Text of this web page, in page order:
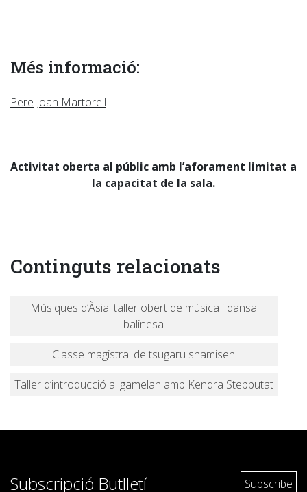
Més informació:
Pere Joan Martorell
Activitat oberta al públic amb l’aforament limitat a
la capacitat de la sala.
Continguts relacionats
Músiques d’Àsia: taller obert de música i dansa
balinesa
Classe magistral de tsugaru shamisen
Taller d’introducció al gamelan amb Kendra Stepputat
Subscripció Butlletí